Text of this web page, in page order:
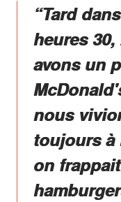
“Tard
heures
avons un
nous
toujours à
on